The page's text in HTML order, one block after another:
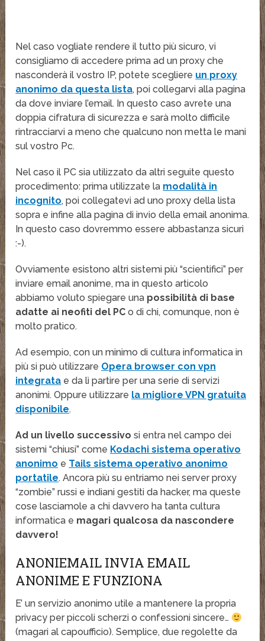
Nel caso vogliate rendere il tutto più sicuro, vi
consigliamo di accedere prima ad un proxy che
nasconderà il vostro IP, potete scegliere un proxy
anonimo da questa lista, poi collegarvi alla pagina
da dove inviare l’email. In questo caso avrete una
doppia cifratura di sicurezza e sarà molto difficile
rintracciarvi a meno che qualcuno non metta le mani
sul vostro Pc.
Nel caso il PC sia utilizzato da altri seguite questo
procedimento: prima utilizzate la modalità in
incognito, poi collegatevi ad uno proxy della lista
sopra e infine alla pagina di invio della email anonima.
In questo caso dovremmo essere abbastanza sicuri
:-).
Ovviamente esistono altri sistemi più “scientifici” per
inviare email anonime, ma in questo articolo
abbiamo voluto spiegare una possibilità di base
adatte ai neofiti del PC o di chi, comunque, non è
molto pratico.
Ad esempio, con un minimo di cultura informatica in
più si può utilizzare Opera browser con vpn
integrata e da lì partire per una serie di servizi
anonimi. Oppure utilizzare la migliore VPN gratuita
disponibile.
Ad un livello successivo si entra nel campo dei
sistemi “chiusi” come Kodachi sistema operativo
anonimo e Tails sistema operativo anonimo
portatile. Ancora più su entriamo nei server proxy
“zombie” russi e indiani gestiti da hacker, ma queste
cose lasciamole a chi davvero ha tanta cultura
informatica e magari qualcosa da nascondere
davvero!
ANONIEMAIL INVIA EMAIL
ANONIME E FUNZIONA
E’ un servizio anonimo utile a mantenere la propria
privacy per piccoli scherzi o confessioni sincere…
(magari al capoufficio). Semplice, due regolette da